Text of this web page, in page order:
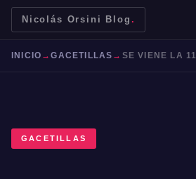
Nicolás Orsini Blog .
INICIO →GACETILLAS →
GACETILLAS